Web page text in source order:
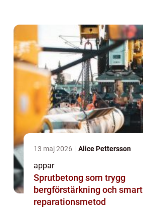
13 maj 2026 Alice Pettersson
appar
Sprutbetong som trygg
bergförstärkning och smart
reparationsmetod